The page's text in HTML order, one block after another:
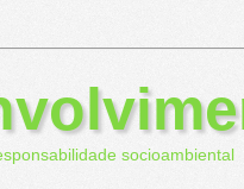
socioambiental